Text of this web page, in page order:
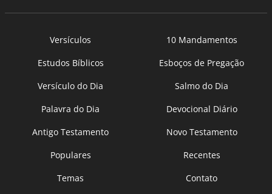
Versículos
10 Mandamentos
Estudos Bíblicos
Esboços de Pregação
Versículo do Dia
Salmo do Dia
Palavra do Dia
Devocional Diário
Antigo Testamento
Novo Testamento
Populares
Recentes
Temas
Contato